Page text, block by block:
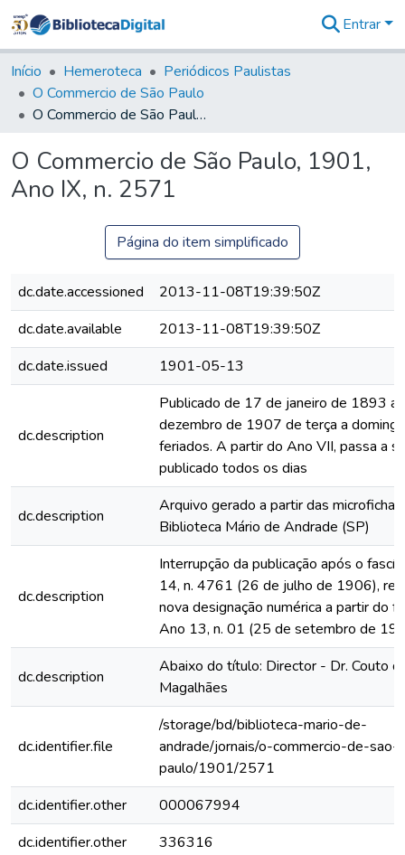
&
Coleções
Tudo na
Biblioteca
Estatísticas
Entrar
Início Hemeroteca
Periódicos Paulistas
O Commercio de São Paulo
O Commercio de São Paulo, 1901, Ano IX, n. 2571
O Commercio de São Paulo, 1901,
Ano IX, n. 2571
Página do item simplificado
dc.date.accessioned
2013-11-08T19:39:50Z
dc.date.available
2013-11-08T19:39:50Z
dc.date.issued
1901-05-13
dc.description
Publicado de 17 de janeiro de 1893 a
dezembro de 1907 de terça a
feriados. A partir do Ano VII, passa a
publicado todos os dias
dc.description
Arquivo gerado a partir das
Biblioteca Mário de Andrade (SP)
dc.description
Interrupção da publicação após o
14, n. 4761 (26 de julho de 1906),
nova designação numérica a partir do
Ano 13, n. 01 (25 de setembro de
dc.description
Abaixo do título: Director - Dr. Couto
Magalhães
dc.identifier.file
/storage/bd/biblioteca-mario-de-
andrade/jornais/o-commercio-de-sao-
paulo/1901/2571
dc.identifier.other
000067994
dc.identifier.other
336316